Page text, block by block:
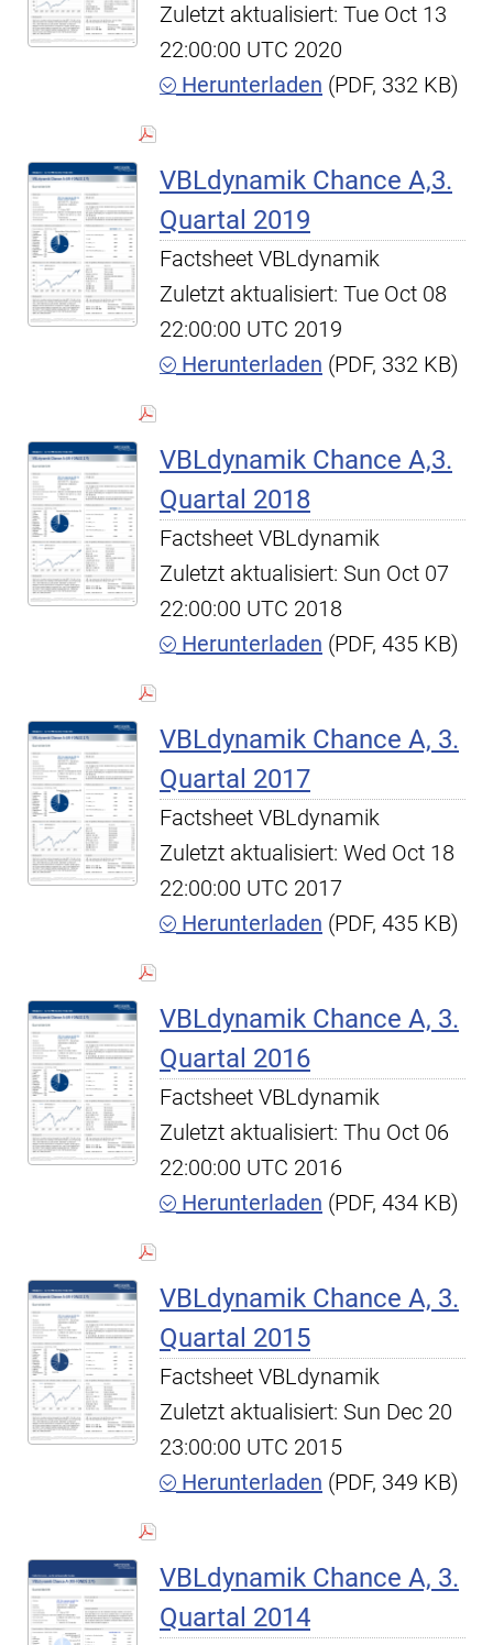
Zuletzt aktualisiert: Tue Oct 13
22:00:00 UTC 2020
Herunterladen (PDF, 332 KB)
VBLdynamik Chance A,3.
Quartal 2019
Factsheet VBLdynamik
Zuletzt aktualisiert: Tue Oct 08
22:00:00 UTC 2019
Herunterladen (PDF, 332 KB)
VBLdynamik Chance A,3.
Quartal 2018
Factsheet VBLdynamik
Zuletzt aktualisiert: Sun Oct 07
22:00:00 UTC 2018
Herunterladen (PDF, 435 KB)
VBLdynamik Chance A, 3.
Quartal 2017
Factsheet VBLdynamik
Zuletzt aktualisiert: Wed Oct 18
22:00:00 UTC 2017
Herunterladen (PDF, 435 KB)
VBLdynamik Chance A, 3.
Quartal 2016
Factsheet VBLdynamik
Zuletzt aktualisiert: Thu Oct 06
22:00:00 UTC 2016
Herunterladen (PDF, 434 KB)
VBLdynamik Chance A, 3.
Quartal 2015
Factsheet VBLdynamik
Zuletzt aktualisiert: Sun Dec 20
23:00:00 UTC 2015
Herunterladen (PDF, 349 KB)
VBLdynamik Chance A, 3.
Quartal 2014